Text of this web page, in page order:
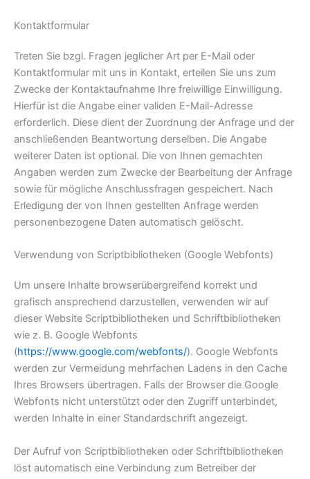
Kontaktformular
Treten Sie bzgl. Fragen jeglicher Art per E-Mail oder
Kontaktformular mit uns in Kontakt, erteilen Sie uns zum
Zwecke der Kontaktaufnahme Ihre freiwillige Einwilligung.
Hierfür ist die Angabe einer validen E-Mail-Adresse
erforderlich. Diese dient der Zuordnung der Anfrage und der
anschließenden Beantwortung derselben. Die Angabe
weiterer Daten ist optional. Die von Ihnen gemachten
Angaben werden zum Zwecke der Bearbeitung der Anfrage
sowie für mögliche Anschlussfragen gespeichert. Nach
Erledigung der von Ihnen gestellten Anfrage werden
personenbezogene Daten automatisch gelöscht.
Verwendung von Scriptbibliotheken (Google Webfonts)
Um unsere Inhalte browserübergreifend korrekt und
grafisch ansprechend darzustellen, verwenden wir auf
dieser Website Scriptbibliotheken und Schriftbibliotheken
wie z. B. Google Webfonts
(https://www.google.com/webfonts/). Google Webfonts
werden zur Vermeidung mehrfachen Ladens in den Cache
Ihres Browsers übertragen. Falls der Browser die Google
Webfonts nicht unterstützt oder den Zugriff unterbindet,
werden Inhalte in einer Standardschrift angezeigt.
Der Aufruf von Scriptbibliotheken oder Schriftbibliotheken
löst automatisch eine Verbindung zum Betreiber der